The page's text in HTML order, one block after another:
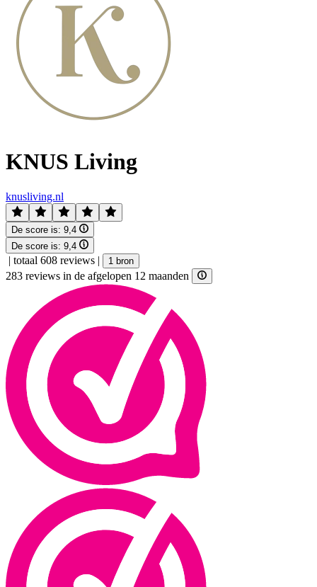
KNUS Living
knusliving.nl
De score is: 9,4
De score is: 9,4
| totaal 608 reviews | 1 bron
283 reviews in de afgelopen 12 maanden